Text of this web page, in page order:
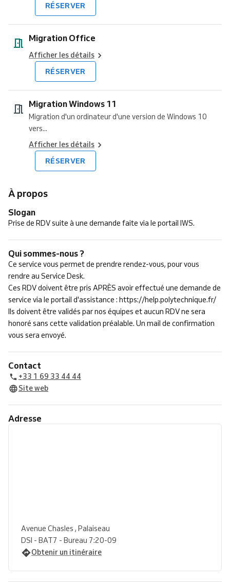
RÉSERVER
Migration Office
Afficher les détails
RÉSERVER
Migration Windows 11
Migration d'un ordinateur d'une version de Windows 10
vers...
Afficher les détails
RÉSERVER
À propos
Slogan
Prise de RDV suite à une demande faite via le portail IWS.
Qui sommes-nous ?
Ce service vous permet de prendre rendez-vous, pour vous
rendre au Service Desk.
Ces RDV doivent être pris APRÈS avoir effectué une demande de
service via le portail d'assistance : https://help.polytechnique.fr/
Ils doivent être validés par nos équipes et aucun RDV ne sera
honoré sans cette validation préalable. Un mail de confirmation
vous sera envoyé.
Contact
+33 1 69 33 44 44
Site web
Adresse
Avenue Chasles , Palaiseau
DSI - BAT7 - Bureau 7:20-09
Obtenir un itinéraire